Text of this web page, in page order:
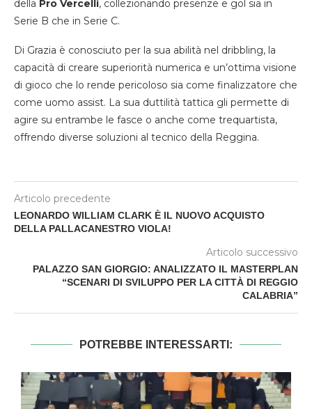
della Pro Vercelli, collezionando presenze e gol sia in
Serie B che in Serie C.
Di Grazia è conosciuto per la sua abilità nel dribbling, la
capacità di creare superiorità numerica e un’ottima visione
di gioco che lo rende pericoloso sia come finalizzatore che
come uomo assist. La sua duttilità tattica gli permette di
agire su entrambe le fasce o anche come trequartista,
offrendo diverse soluzioni al tecnico della Reggina.
Articolo precedente
LEONARDO WILLIAM CLARK È IL NUOVO ACQUISTO
DELLA PALLACANESTRO VIOLA!
Articolo successivo
PALAZZO SAN GIORGIO: ANALIZZATO IL MASTERPLAN
“SCENARI DI SVILUPPO PER LA CITTÀ DI REGGIO
CALABRIA”
POTREBBE INTERESSARTI: